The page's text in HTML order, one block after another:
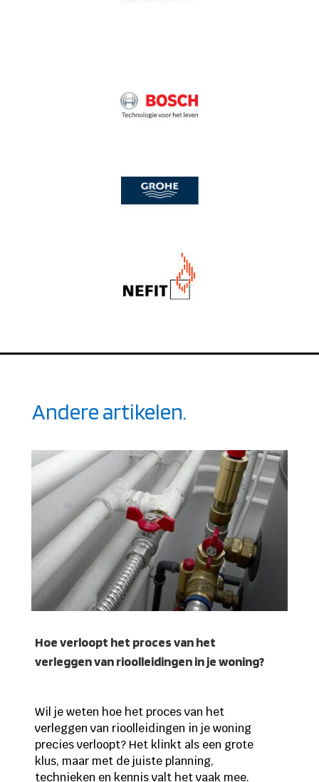
Andere artikelen.
Hoe verloopt het proces van het
verleggen van rioolleidingen in je woning?
Wil je weten hoe het proces van het
verleggen van rioolleidingen in je woning
precies verloopt? Het klinkt als een grote
klus, maar met de juiste planning,
technieken en kennis valt het vaak mee.